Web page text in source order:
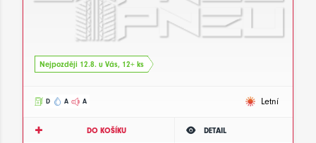
Nejpozději 12.8. u Vás, 12+ ks
D A A Letní
DO KOŠÍKU DETAIL